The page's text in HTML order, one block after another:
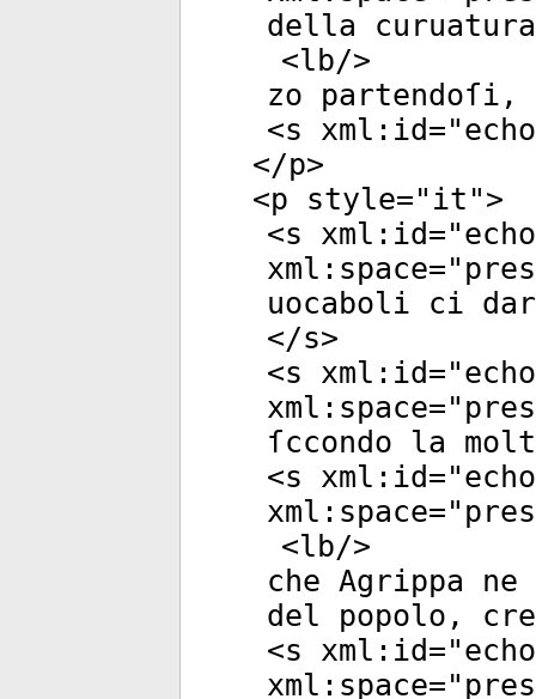
della curuatura
<lb/>
zo partendoſi,
<s xml:id="
</p>
<p style=" it ">
<s xml:id="
xml:space="
uocaboli ci
</s>
<s xml:id="
xml:space="
ſccondo la
<s xml:id="
xml:space="
<lb/>
che Agrippa
del popolo,
<s xml:id="
xml:space="